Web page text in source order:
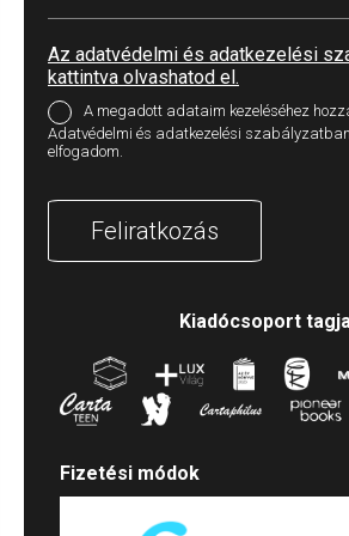
Az adatvédelmi és adatkezelési
kattintva olvashatod el.
A megadott adataim kezeléséhez
Adatvédelmi és adatkezelési szabályzatban foglaltakat
elfogadom.
Feliratkozás
Kiadócsoport
Fizetési módok